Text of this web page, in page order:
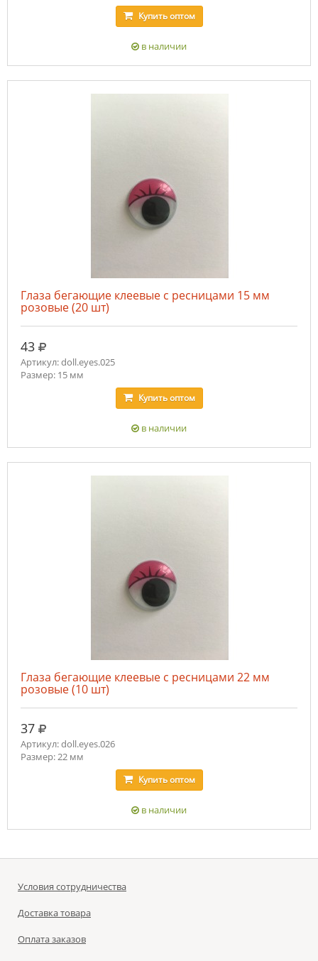
Купитьоптом
в наличии
Глаза бегающие клеевые с ресницами 15 мм
розовые (20 шт)
43 руб.
Артикул: doll.eyes.025
Размер: 15 мм
Купитьоптом
в наличии
Глаза бегающие клеевые с ресницами 22 мм
розовые (10 шт)
37 руб.
Артикул: doll.eyes.026
Размер: 22 мм
Купитьоптом
в наличии
Условия сотрудничества
Доставка товара
Оплата заказов